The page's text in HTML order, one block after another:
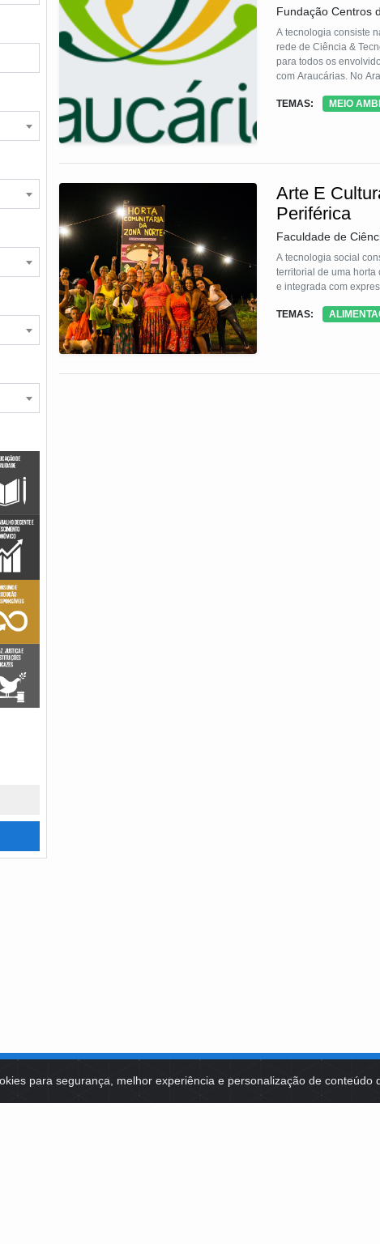
para segurança, melhor experiência e personalização de conteúdo
Fundação Centros
A tecnologia consiste
rede de Ciência &
para todos os
com Araucárias. No
preço por produtos
TEMAS: MEIO
Arte E
Periférica
Faculdade de
A tecnologia social
territorial de uma horta
e integrada com
TEMAS:
PLATAFORMA DE TECNOLOGIAS